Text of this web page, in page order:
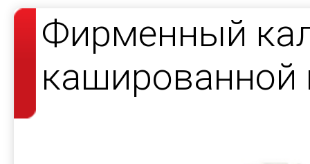
Фирменный
кашированной